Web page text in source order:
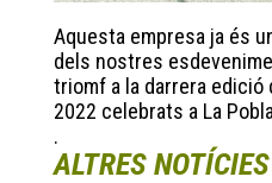
Aquesta empresa ja és
dels nostres
triomf a la darrera edició
2022 celebrats a La
.
ALTRES